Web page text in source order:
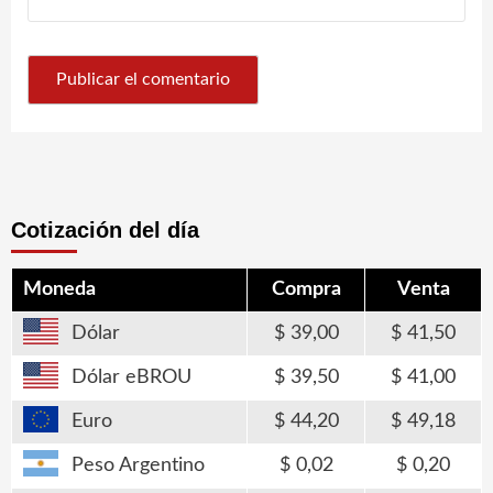
Cotización del día
Moneda Compra Venta
Dólar 39,00 41,50
Dólar eBROU 39,50 41,00
Euro 44,20 49,18
Peso Argentino 0,02 0,20